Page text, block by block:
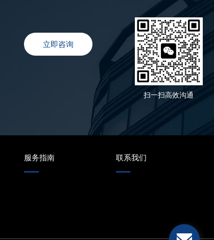
扫一扫高效沟通
立即咨询
服务指南 联系我们